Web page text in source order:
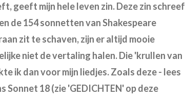
geeft mijn hele leven zin. Deze zin schreef
de 154 sonnetten van Shakespeare
zit te schaven, zijn er altijd mooie
niet de vertaling halen. Die 'krullen van
ik dan voor mijn liedjes. Zoals deze - lees
Sonnet 18 (zie 'GEDICHTEN' op deze